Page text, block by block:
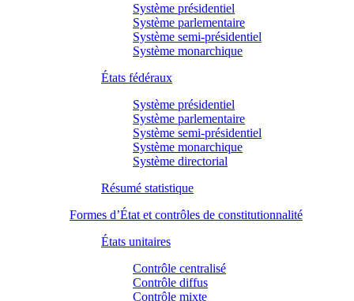
Système présidentiel
Système parlementaire
Système semi-présidentiel
Système monarchique
États fédéraux
Système présidentiel
Système parlementaire
Système semi-présidentiel
Système monarchique
Système directorial
Résumé statistique
Formes d’État et contrôles de constitutionnalité
États unitaires
Contrôle centralisé
Contrôle diffus
Contrôle mixte